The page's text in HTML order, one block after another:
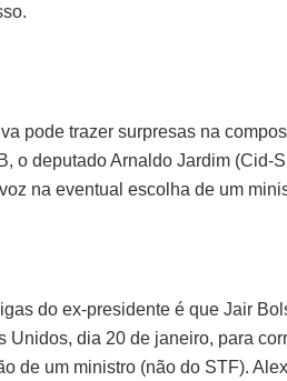
pode trazer surpresas na
o deputado Arnaldo Jardim (Cid-
na eventual escolha de um
do ex-presidente é que Jair
Unidos, dia 20 de janeiro, para
de um ministro (não do STF).